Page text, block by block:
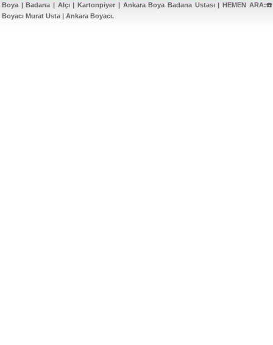
Boya | Badana | Alçı | Kartonpiyer | Ankara Boya Badana Ustası | HEMEN
Boyacı Murat Usta | Ankara Boyacı.